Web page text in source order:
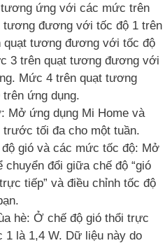
ứng với các mức trên
tương đương với tốc độ 1 trên
quạt tương đương với tốc độ
3 trên quạt tương đương với
Mức 4 trên quạt tương
ứng dụng.
Mở ứng dụng Mi Home và
trước tối đa cho một tuần.
gió và các mức tốc độ: Mở
chuyển đổi giữa chế độ “gió
tiếp” và điều chỉnh tốc độ
hè: Ở chế độ gió thổi trực
là 1,4 W. Dữ liệu này do